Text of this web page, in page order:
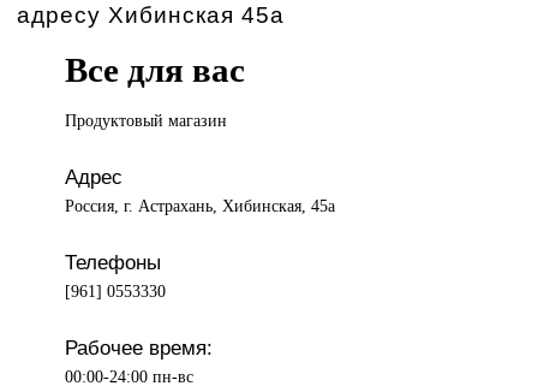
адресу Хибинская 45а
Все для вас
Продуктовый магазин
Адрес
Россия, г. Астрахань, Хибинская, 45а
Телефоны
[961] 0553330
Рабочее время:
00:00-24:00 пн-вс